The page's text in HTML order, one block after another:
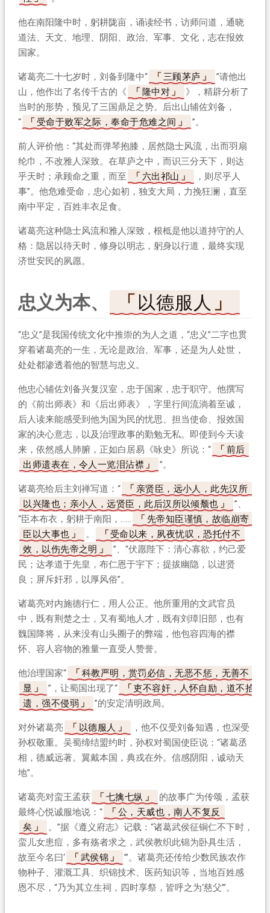
他在南阳隆中时，躬耕陇亩，诵读经书，访师问道，通晓
道法、天文、地理、阴阳、政治、军事、文化，志在报效
国家。
诸葛亮二十七岁时，刘备到隆中“ 三顾茅庐
”请他出
山，他作出了名传千古的《
隆中对
》，精辟分析了
当时的形势，预见了三国鼎足之势。后出山辅佐刘备，
“
受命于败军之际，奉命于危难之间 ”。
前人评价他：“其处而弹琴抱膝，居然隐士风流，出而羽扇
纶巾，不改雅人深致。在草庐之中，而识三分天下，则达
乎天时；承顾命之重，而至
六出祁山
，则尽乎人
事”。他危难受命，忠心如初，独支大局，力挽狂澜，直至
南中平定，百姓丰衣足食。
诸葛亮这种隐士风流和雅人深致，根柢是他以道持守的人
格：隐居以待天时，修身以明志，躬身以行道，最终实现
济世安民的夙愿。
忠义为本、 以德服人
“忠义”是我国传统文化中推崇的为人之道，“忠义”二字也贯
穿着诸葛亮的一生，无论是政治、军事，还是为人处世，
处处都渗透着他的智慧与忠义。
他忠心辅佐刘备兴复汉室，忠于国家，忠于职守。他撰写
的《前出师表》和《后出师表》，字里行间流淌着至诚，
后人读来能感受到他为国为民的忧思、担当使命、报效国
家的决心意志，以及治理政事的勤勉无私。即使到今天读
来，依然感人肺腑，正如白居易《咏史》所说：“
前后
出师遗表在，令人一览泪沾襟
”。
诸葛亮给后主刘禅写道：“
亲贤臣，远小人，此先汉所
以兴隆也；亲小人，远贤臣，此后汉所以倾颓也
”、
“臣本布衣，躬耕于南阳，……
先帝知臣谨慎，故临崩寄
臣以大事也
。
受命以来，夙夜忧叹，恐托付不
效，以伤先帝之明
”、“伏愿陛下：清心寡欲，约己爱
民；达孝道于先皇，布仁恩于宇下；提拔幽隐，以进贤
良；屏斥奸邪，以厚风俗”。
诸葛亮对内施德行仁，用人公正。他所重用的文武官员
中，既有荆楚之士，又有蜀地人才，既有刘璋旧部，也有
魏国降将，从来没有山头圈子的弊端，他包容四海的襟
怀、容人容物的雅量一直受人赞誉。
他治理国家“
科教严明，赏罚必信，无恶不惩，无善不
显
”，让蜀国出现了“
吏不容奸，人怀自励，道不拾
遗，强不侵弱
”的安定清明政局。
对外诸葛亮 以德服人
，他不仅受刘备知遇，也深受
孙权敬重。吴蜀缔结盟约时，孙权对蜀国使臣说：“诸葛丞
相，德威远著。翼戴本国，典戎在外。信感阴阳，诚动天
地”。
诸葛亮对蛮王孟获 七擒七纵
的故事广为传颂，孟获
最终心悦诚服地说：“
公，天威也，南人不复反
矣
。”据《遵义府志》记载：“诸葛武侯征铜仁不下时，
蛮儿女患痘，多有殇者求之，武侯教织此锦为卧具生活，
故至今名曰‘
武侯锦
’”。诸葛亮还传给少数民族农作
物种子、灌溉工具、织锦技术、医药知识等，当地百姓感
恩不尽，“乃为其立生祠，四时享祭，皆呼之为‘慈父’”。